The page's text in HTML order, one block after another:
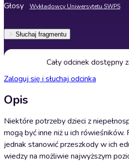
Głosy Wykładowcy Uniwersytetu SWPS
Słuchaj fragmentu
Cały odcinek dostępny
Zaloguj się i słuchaj odcinka
Opis
Niektóre potrzeby dzieci z
mogą być inne niż u ich
jednak stanowić przeszkody w ich
wiedzy na możliwie najwyższym